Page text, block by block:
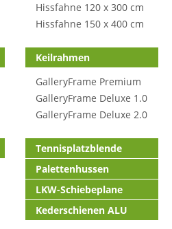
Hissfahne 120 x 300 cm
Hissfahne 150 x 400 cm
Keilrahmen
GalleryFrame Premium
GalleryFrame Deluxe 1.0
GalleryFrame Deluxe 2.0
Tennisplatzblende
Palettenhussen
LKW-Schiebeplane
Kederschienen ALU